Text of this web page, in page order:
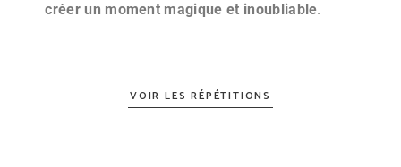
créer un moment magique et inoubliable.
VOIR LES RÉPÉTITIONS